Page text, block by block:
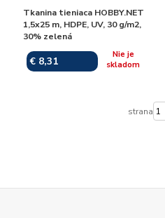
Tkanina tieniaca HOBBY.NET
1,5x25 m, HDPE, UV, 30 g/m2,
30% zelená
€ 8,31
Nie je
skladom
strana